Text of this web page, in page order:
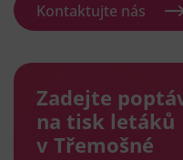
Kontaktujte nás
Zadejte
na tisk letáků
v Třemošné